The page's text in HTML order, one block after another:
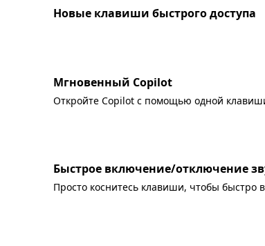
Новые клавиши быстрого доступа
Мгновенный Copilot
Откройте Copilot с помощью одной
Быстрое включение/отключение
Просто коснитесь клавиши, чтобы